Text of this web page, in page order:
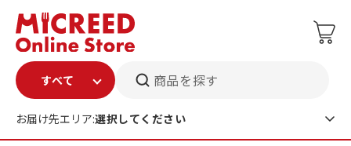
商品を探す
お届け先エリア:選択してください